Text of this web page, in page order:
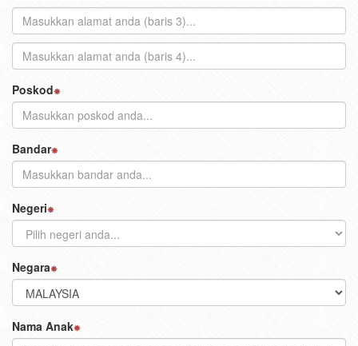
Poskod
Bandar
Negeri
Negara
Nama Anak